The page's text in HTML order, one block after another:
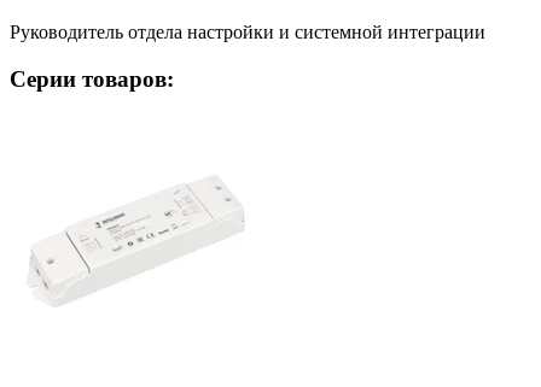
Руководитель отдела настройки и системной интеграции
Серии товаров: